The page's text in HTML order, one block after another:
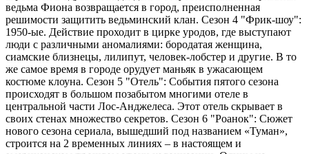
ведьма Фиона возвращается в город, преисполненная
решимости защитить ведьминский клан. Сезон 4 "Фрик-шоу":
1950-ые. Действие проходит в цирке уродов, где выступают
люди с различными аномалиями: бородатая женщина,
сиамские близнецы, лилипут, человек-лобстер и другие. В то
же самое время в городе орудует маньяк в ужасающем
костюме клоуна. Сезон 5 "Отель": События пятого сезона
происходят в большом позабытом многими отеле в
центральной части Лос-Анджелеса. Этот отель скрывает в
своих стенах множество секретов. Сезон 6 "Роанок": Сюжет
нового сезона сериала, вышедший под названием «Туман»,
строится на 2 временных линиях – в настоящем и